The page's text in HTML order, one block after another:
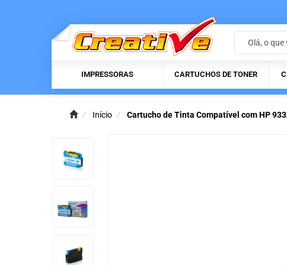
IMPRESSORAS CARTUCHOS DE TONER
Início Cartucho de Tinta Compatível com HP